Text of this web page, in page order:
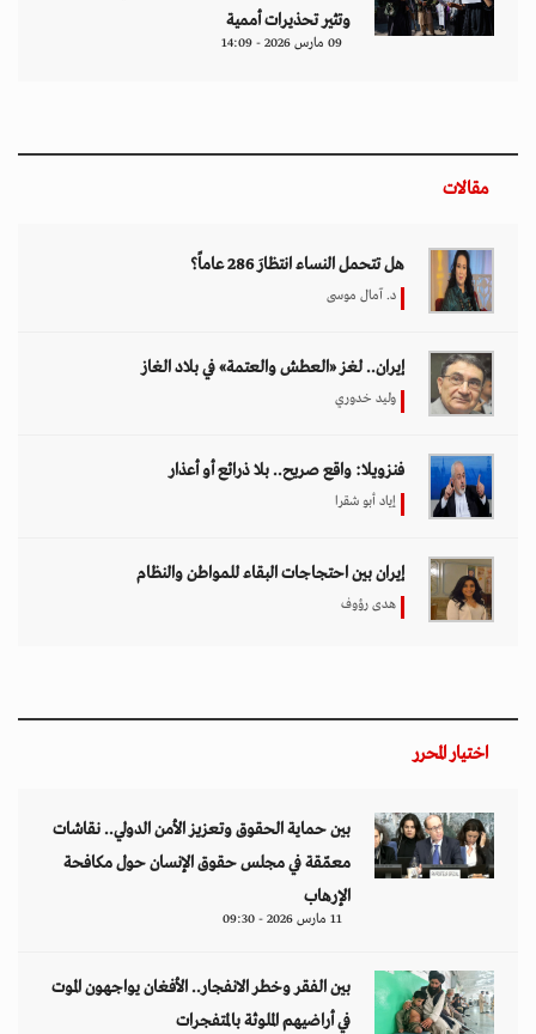
وتثير تحذيرات أممية
09 مارس 2026 - 14:09
مقالات
هل تتحمل النساء انتظارَ 286 عاماً؟
د. آمال موسى
إيران.. لغز «العطش والعتمة» في بلاد الغاز
وليد خدوري
فنزويلا: واقع صريح.. بلا ذرائع أو أعذار
إياد أبو شقرا
إيران بين احتجاجات البقاء للمواطن والنظام
هدى رؤوف
اختيار المحرر
بين حماية الحقوق وتعزيز الأمن الدولي.. نقاشات
معمّقة في مجلس حقوق الإنسان حول مكافحة
الإرهاب
11 مارس 2026 - 09:30
بين الفقر وخطر الانفجار.. الأفغان يواجهون الموت
في أراضيهم الملوثة بالمتفجرات